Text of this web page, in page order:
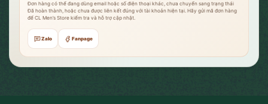
Đơn hàng có thể đang dùng email hoặc số điện thoại khác, chưa chuyển sang trạng thái
Đã hoàn thành, hoặc chưa được liên kết đúng với tài khoản hiện tại. Hãy gửi mã đơn hàng
để CL Men’s Store kiểm tra và hỗ trợ cập nhật.
Zalo Fanpage